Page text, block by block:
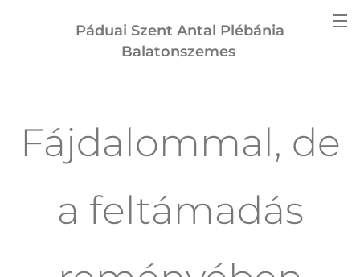
Páduai Szent Antal Plébánia
Balatonszemes
Fájdalommal, de
a feltámadás